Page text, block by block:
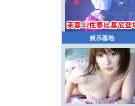
娱乐基地